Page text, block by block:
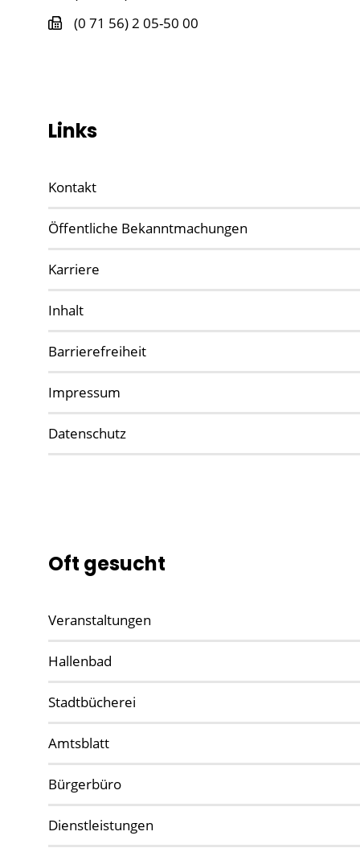
(0 71 56) 2 05-50 00
Links
Kontakt
Öffentliche Bekanntmachungen
Karriere
Inhalt
Barrierefreiheit
Impressum
Datenschutz
Oft gesucht
Veranstaltungen
Hallenbad
Stadtbücherei
Amtsblatt
Bürgerbüro
Dienstleistungen